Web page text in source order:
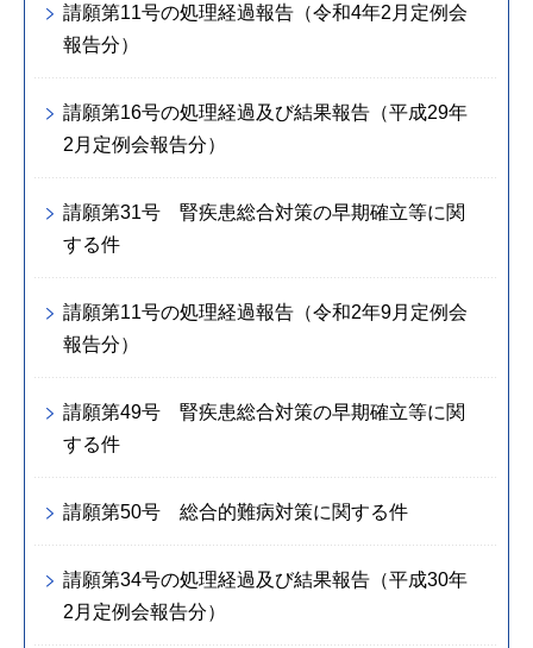
請願第11号の処理経過報告（令和4年2月定例会
報告分）
請願第16号の処理経過及び結果報告（平成29年
2月定例会報告分）
請願第31号 腎疾患総合対策の早期確立等に関
する件
請願第11号の処理経過報告（令和2年9月定例会
報告分）
請願第49号 腎疾患総合対策の早期確立等に関
する件
請願第50号 総合的難病対策に関する件
請願第34号の処理経過及び結果報告（平成30年
2月定例会報告分）